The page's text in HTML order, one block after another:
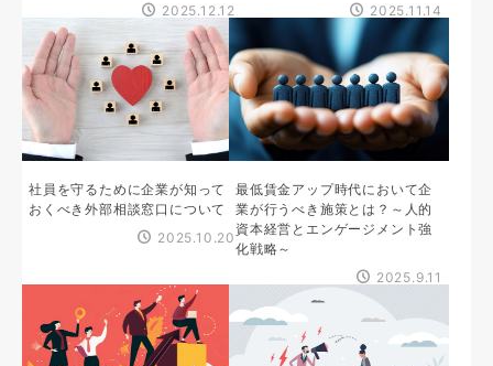
2025.12.12
2025.11.14
社員を守るために企業が知って
おくべき外部相談窓口について
2025.10.20
最低賃金アップ時代において企
業が行うべき施策とは？～人的
資本経営とエンゲージメント強
化戦略～
2025.9.11